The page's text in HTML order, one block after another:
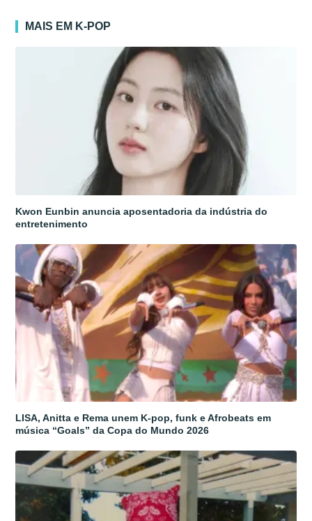
MAIS EM K-POP
Kwon Eunbin anuncia aposentadoria da indústria do
entretenimento
LISA, Anitta e Rema unem K-pop, funk e Afrobeats em
música “Goals” da Copa do Mundo 2026